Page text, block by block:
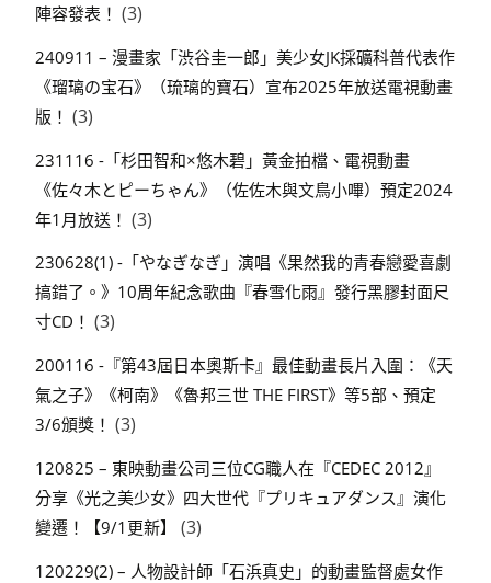
陣容發表！ (3)
240911 – 漫畫家「渋谷圭一郎」美少女JK採礦科普代表作
《瑠璃の宝石》（琉璃的寶石）宣布2025年放送電視動畫
版！ (3)
231116 -「杉田智和×悠木碧」黃金拍檔、電視動畫
《佐々木とピーちゃん》（佐佐木與文鳥小嗶）預定2024
年1月放送！ (3)
230628(1) -「やなぎなぎ」演唱《果然我的青春戀愛喜劇
搞錯了。》10周年紀念歌曲『春雪化雨』發行黑膠封面尺
寸CD！ (3)
200116 -『第43屆日本奧斯卡』最佳動畫長片入圍：《天
氣之子》《柯南》《魯邦三世 THE FIRST》等5部、預定
3/6頒獎！ (3)
120825 – 東映動畫公司三位CG職人在『CEDEC 2012』
分享《光之美少女》四大世代『プリキュアダンス』演化
變遷！【9/1更新】
(3)
120229(2) – 人物設計師「石浜真史」的動畫監督處女作